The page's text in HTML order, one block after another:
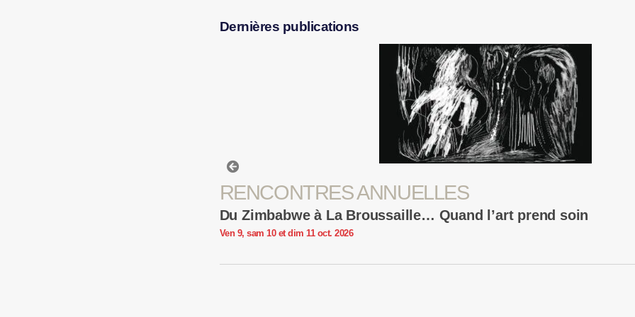
Dernières publications
RENCONTRES ANNUELLES
Du Zimbabwe à La Broussaille… Quand l’art prend soin
Ven 9, sam 10 et dim 11 oct. 2026